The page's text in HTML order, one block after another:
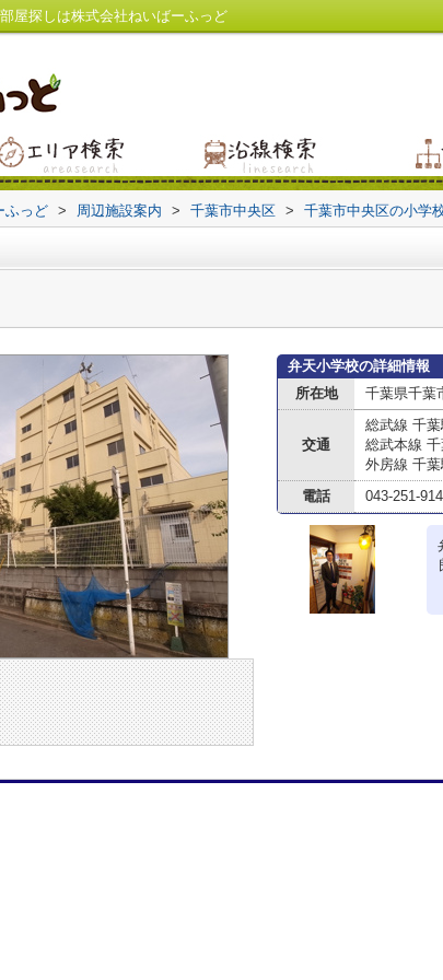
屋探しは株式会社ねいばーふっど
ふっど > 周辺施設案内 > 千葉市中央区 > 千葉市中央区の小学
弁天小学校の詳細情報
所在地
千葉県千葉
交通
総武線 千葉
総武本線 千
外房線 千葉
電話
043-251-